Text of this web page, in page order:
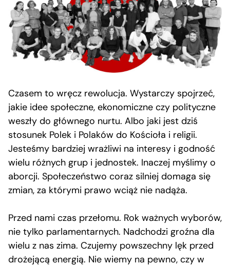
Czasem to wręcz rewolucja. Wystarczy spojrzeć,
jakie idee społeczne, ekonomiczne czy polityczne
weszły do głównego nurtu. Albo jaki jest dziś
stosunek Polek i Polaków do Kościoła i religii.
Jesteśmy bardziej wrażliwi na interesy i godność
wielu różnych grup i jednostek. Inaczej myślimy o
aborcji. Społeczeństwo coraz silniej domaga się
zmian, za którymi prawo wciąż nie nadąża.
Przed nami czas przełomu. Rok ważnych wyborów,
nie tylko parlamentarnych. Nadchodzi groźna dla
wielu z nas zima. Czujemy powszechny lęk przed
drożejącą energią. Nie wiemy na pewno, czy w